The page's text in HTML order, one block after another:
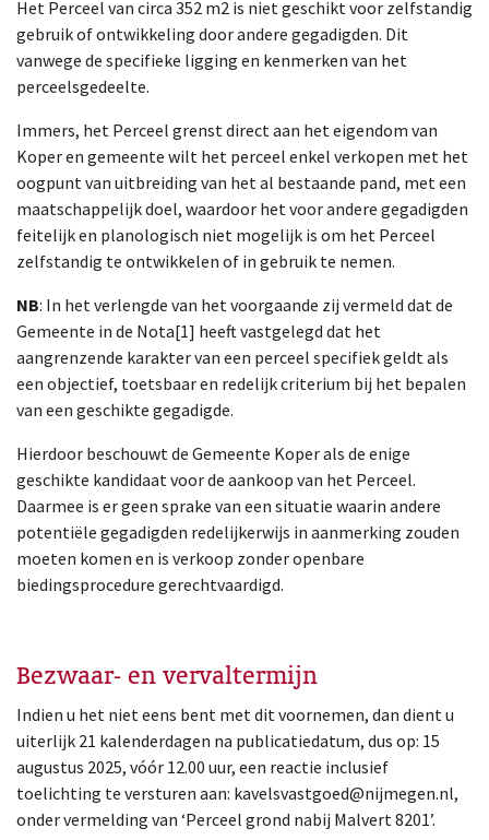
Het Perceel van circa 352 m2 is niet geschikt voor zelfstandig
gebruik of ontwikkeling door andere gegadigden. Dit
vanwege de specifieke ligging en kenmerken van het
perceelsgedeelte.
Immers, het Perceel grenst direct aan het eigendom van
Koper en gemeente wilt het perceel enkel verkopen met het
oogpunt van uitbreiding van het al bestaande pand, met een
maatschappelijk doel, waardoor het voor andere gegadigden
feitelijk en planologisch niet mogelijk is om het Perceel
zelfstandig te ontwikkelen of in gebruik te nemen.
NB: In het verlengde van het voorgaande zij vermeld dat de
Gemeente in de Nota[1] heeft vastgelegd dat het
aangrenzende karakter van een perceel specifiek geldt als
een objectief, toetsbaar en redelijk criterium bij het bepalen
van een geschikte gegadigde.
Hierdoor beschouwt de Gemeente Koper als de enige
geschikte kandidaat voor de aankoop van het Perceel.
Daarmee is er geen sprake van een situatie waarin andere
potentiële gegadigden redelijkerwijs in aanmerking zouden
moeten komen en is verkoop zonder openbare
biedingsprocedure gerechtvaardigd.
Bezwaar- en vervaltermijn
Indien u het niet eens bent met dit voornemen, dan dient u
uiterlijk 21 kalenderdagen na publicatiedatum, dus op: 15
augustus 2025, vóór 12.00 uur, een reactie inclusief
toelichting te versturen aan: kavelsvastgoed@nijmegen.nl,
onder vermelding van ‘Perceel grond nabij Malvert 8201’.